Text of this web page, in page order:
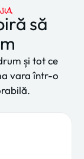
să
și tot ce
vara într-o